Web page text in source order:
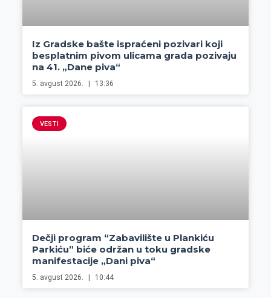
Iz Gradske bašte ispraćeni pozivari koji
besplatnim pivom ulicama grada pozivaju
na 41. „Dane piva“
5. avgust 2026. 13:36
VESTI
Dečji program “Zabavilište u Plankiću
Parkiću” biće održan u toku gradske
manifestacije „Dani piva“
5. avgust 2026. 10:44